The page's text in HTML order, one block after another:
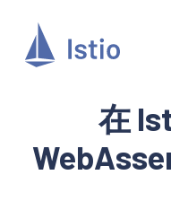
在